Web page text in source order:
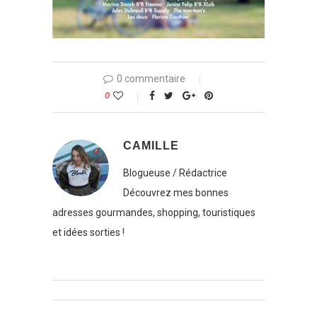
0 commentaire
0
CAMILLE
Blogueuse / Rédactrice
Découvrez mes bonnes
adresses gourmandes, shopping, touristiques
et idées sorties !